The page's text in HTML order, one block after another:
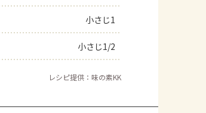
小さじ1
小さじ1/2
レシピ提供：味の素KK